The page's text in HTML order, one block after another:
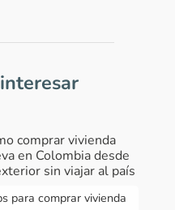
en
comprar vivienda
en Colombia desde
sin viajar al país
para comprar vivienda